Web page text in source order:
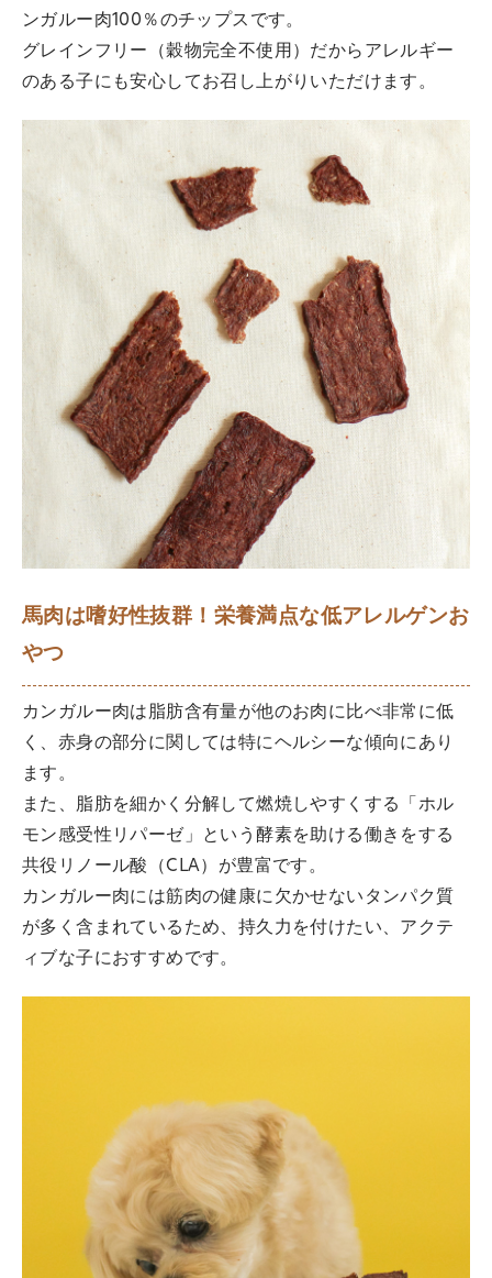
ンガルー肉100％のチップスです。
グレインフリー（穀物完全不使用）だからアレルギー
のある子にも安心してお召し上がりいただけます。
馬肉は嗜好性抜群！栄養満点な低アレルゲンお
やつ
カンガルー肉は脂肪含有量が他のお肉に比べ非常に低
く、赤身の部分に関しては特にヘルシーな傾向にあり
ます。
また、脂肪を細かく分解して燃焼しやすくする「ホル
モン感受性リパーゼ」という酵素を助ける働きをする
共役リノール酸（CLA）が豊富です。
カンガルー肉には筋肉の健康に欠かせないタンパク質
が多く含まれているため、持久力を付けたい、アクテ
ィブな子におすすめです。